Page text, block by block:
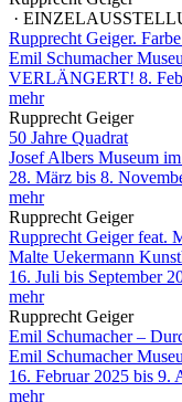
·
Rupprecht Geiger.
Emil Schumacher
VERLÄNGERT! 8.
mehr
Rupprecht Geiger
50 Jahre Quadrat
Josef Albers Museum
28. März bis 8.
mehr
Rupprecht Geiger
Rupprecht Geiger feat.
Malte Uekermann
16. Juli bis September
mehr
Rupprecht Geiger
Emil Schumacher –
Emil Schumacher
16. Februar 2025 bis 9.
mehr